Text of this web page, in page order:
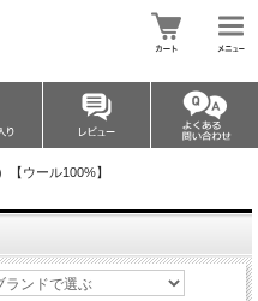
【ウール100%】